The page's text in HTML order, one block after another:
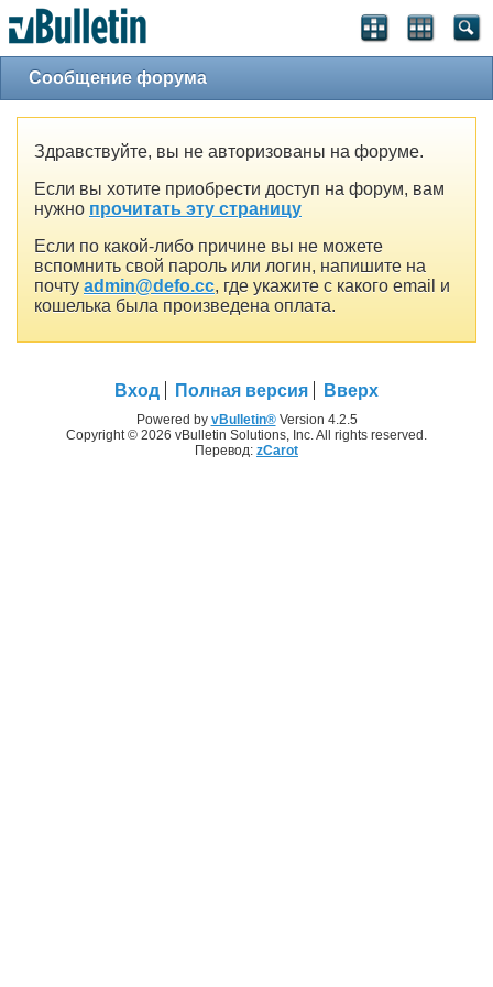
Сообщение форума
Здравствуйте, вы не авторизованы на форуме.
Если вы хотите приобрести доступ на форум, вам
нужно прочитать эту страницу
Если по какой-либо причине вы не можете
вспомнить свой пароль или логин, напишите на
почту admin@defo.cc, где укажите с какого email и
кошелька была произведена оплата.
Вход Полная версия Вверх
Powered by vBulletin®Version 4.2.5
Copyright © 2026 vBulletin Solutions, Inc. All rights reserved.
Перевод: zCarot